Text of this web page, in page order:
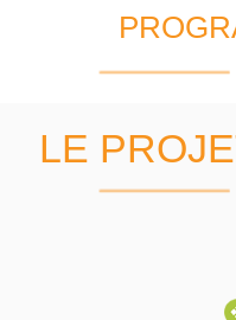
LE